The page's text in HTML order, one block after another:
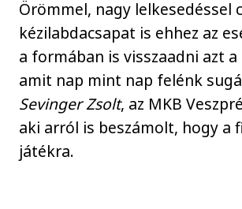
Örömmel, nagy lelkesedéssel
kézilabdacsapat is ehhez az
a formában is visszaadni azt
amit nap mint nap felénk
Sevinger Zsolt, az MKB
aki arról is beszámolt, hogy a
játékra.